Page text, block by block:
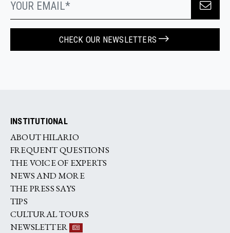
CHECK OUR NEWSLETTERS
INSTITUTIONAL
ABOUT HILARIO
FREQUENT QUESTIONS
THE VOICE OF EXPERTS
NEWS AND MORE
THE PRESS SAYS
TIPS
CULTURAL TOURS
NEWSLETTER